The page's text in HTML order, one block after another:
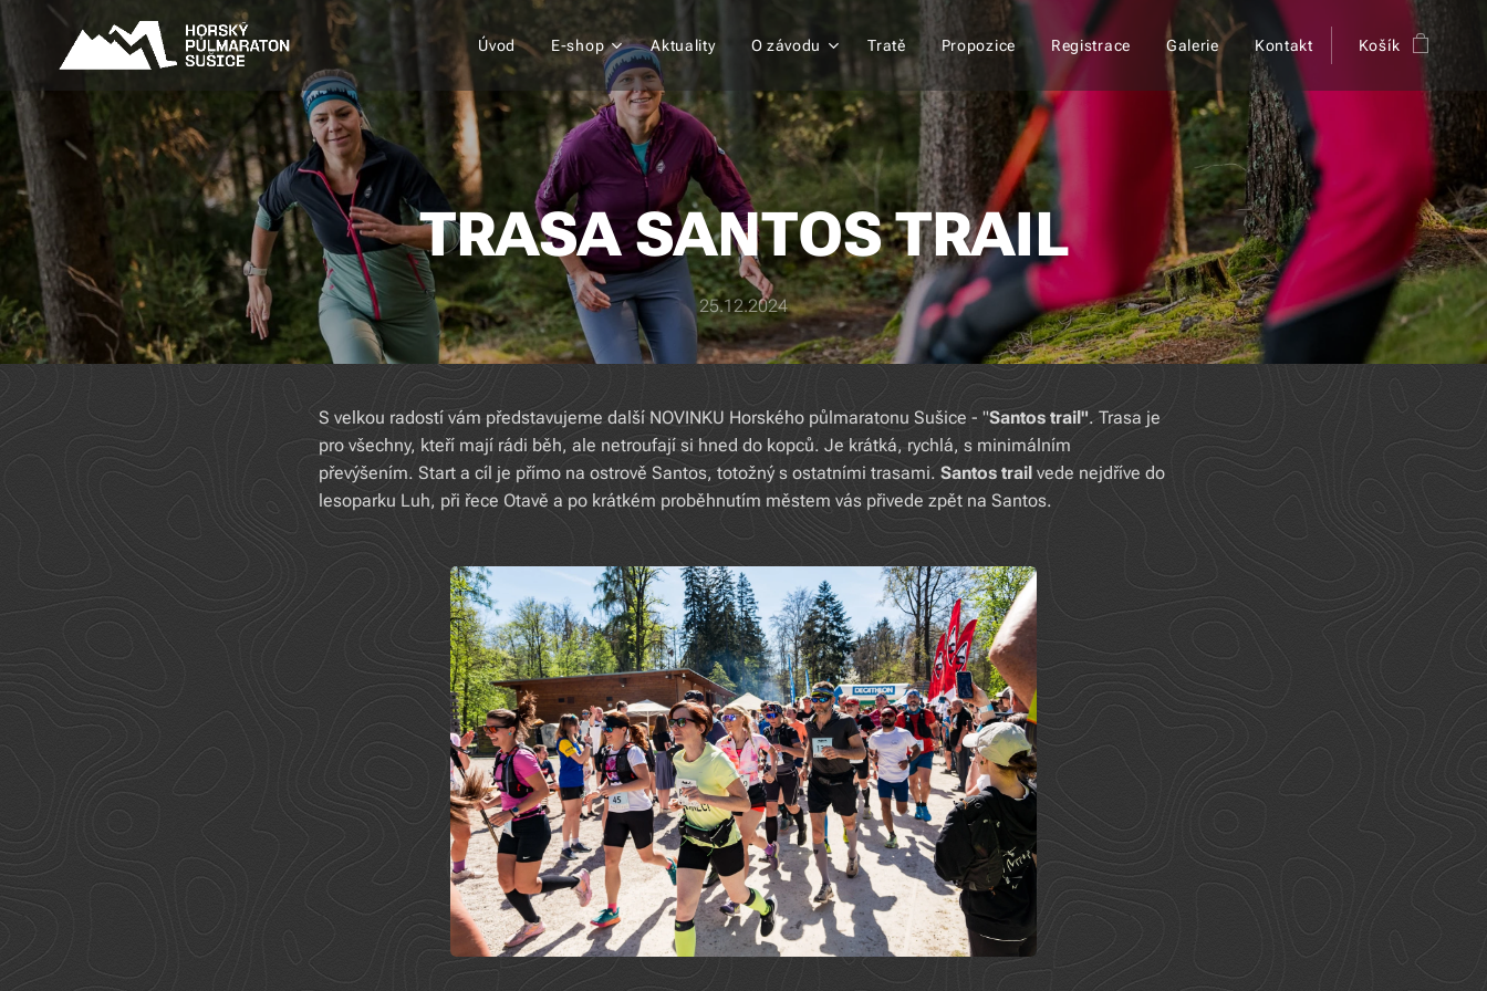
Úvod E-shop Aktuality O závodu Tratě Propozice Registrace Galerie Kontakt Košík
TRASA SANTOS TRAIL
25.12.2024
S velkou radostí vám představujeme další NOVINKU Horského půlmaratonu Sušice - "Santos trail". Trasa je
pro všechny, kteří mají rádi běh, ale netroufají si hned do kopců. Je krátká, rychlá, s minimálním
převýšením. Start a cíl je přímo na ostrově Santos, totožný s ostatními trasami. Santos trailvede nejdříve do
lesoparku Luh, při řece Otavě a po krátkém proběhnutím městem vás přivede zpět na Santos.